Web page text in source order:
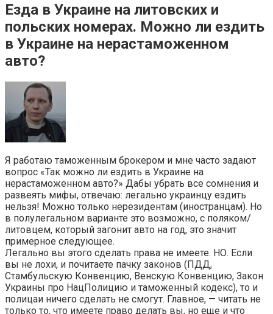
Езда в Украине на литовских и
польских номерах. Можно ли ездить
в Украине на нерастаможенном
авто?
Я работаю таможенным брокером и мне часто задают
вопрос «Так можно ли ездить в Украине на
нерастаможенном авто?» Дабы убрать все сомнения и
развеять мифы, отвечаю: легально украинцу ездить
нельзя! Можно только нерезидентам (иностранцам). Но
в полулегальном варианте это возможно, с поляком/
литовцем, который загонит авто на год, это значит
примерное следующее.
Легально вы этого сделать права не имеете. НО. Если
вы не лохи, и почитаете пачку законов (ПДД,
Стамбульскую Конвенцию, Венскую Конвенцию, Закон
Украины про НацПолицию и таможенный кодекс), то и
полицаи ничего сделать не смогут. Главное, — читать не
только то, что имеете право делать вы, но еще и что